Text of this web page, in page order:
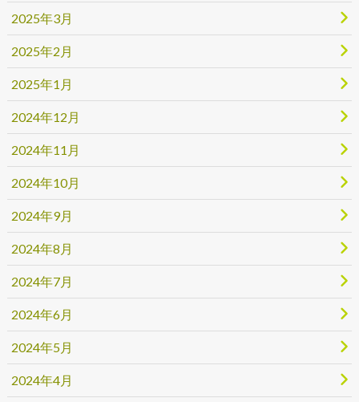
2025年3月
2025年2月
2025年1月
2024年12月
2024年11月
2024年10月
2024年9月
2024年8月
2024年7月
2024年6月
2024年5月
2024年4月